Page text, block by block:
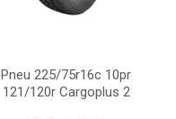
Pneu 225/75r16c 10pr
121/120r Cargoplus 2